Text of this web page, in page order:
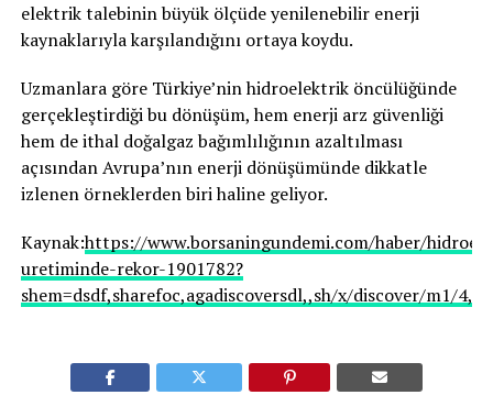
elektrik talebinin büyük ölçüde yenilenebilir enerji
kaynaklarıyla karşılandığını ortaya koydu.
Uzmanlara göre Türkiye’nin hidroelektrik öncülüğünde
gerçekleştirdiği bu dönüşüm, hem enerji arz güvenliği
hem de ithal doğalgaz bağımlılığının azaltılması
açısından Avrupa’nın enerji dönüşümünde dikkatle
izlenen örneklerden biri haline geliyor.
Kaynak:https://www.borsaningundemi.com/haber/
uretiminde-rekor-1901782?
shem=dsdf,sharefoc,agadiscoversdl,,sh/x/discover/m1/